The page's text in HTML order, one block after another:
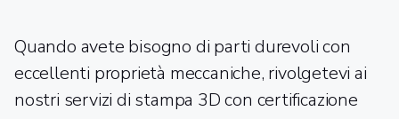
Quando avete bisogno di parti durevoli con
eccellenti proprietà meccaniche, rivolgetevi ai
nostri servizi di stampa 3D con certificazione